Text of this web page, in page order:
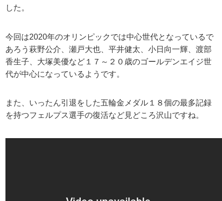
した。
今回は2020年のオリンピックでは中心世代となっているで
あろう萩野公介、瀬戸大也、平井健太、小日向一輝、渡部
香生子、大塚美優など１７～２０歳のゴールデンエイジ世
代が中心になっているようです。
また、いったん引退をした五輪金メダル１８個の最多記録
を持つフェルプス選手の復活など見どころ沢山ですね。